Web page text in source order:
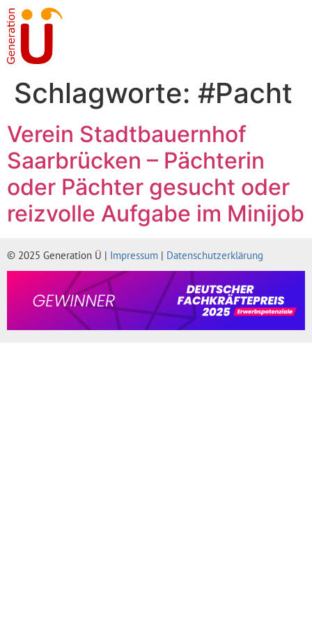
Schlagworte: #Pacht
Verein Stadtbauernhof
Saarbrücken – Pächterin
oder Pächter gesucht oder
reizvolle Aufgabe im Minijob
© 2025 Generation Ü | Impressum | Datenschutzerklärung